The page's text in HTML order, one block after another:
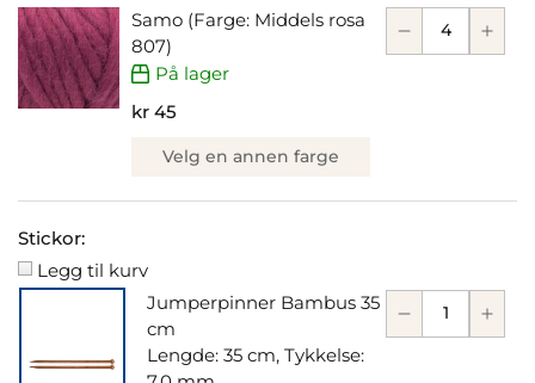
Samo (Farge: Middels rosa
807)
På lager
kr 45
Velg en annen farge
Stickor:
Legg til kurv
Jumperpinner Bambus 35
cm
Lengde: 35 cm, Tykkelse: